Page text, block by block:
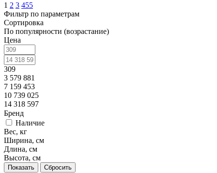
1 2 3 455
Фильтр по параметрам
Сортировка
По популярности (возрастание)
Цена
309
3 579 881
7 159 453
10 739 025
14 318 597
Бренд
Наличие
Вес, кг
Ширина, см
Длина, см
Высота, см
Сбросить